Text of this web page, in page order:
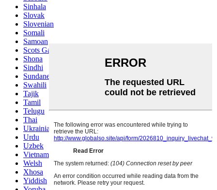
Sinhala
Slovak
Slovenian
Somali
Samoan
Scots Gaelic
Shona
Sindhi
Sundanese
Swahili
Tajik
Tamil
Telugu
Thai
Ukrainian
Urdu
Uzbek
Vietnamese
Welsh
Xhosa
Yiddish